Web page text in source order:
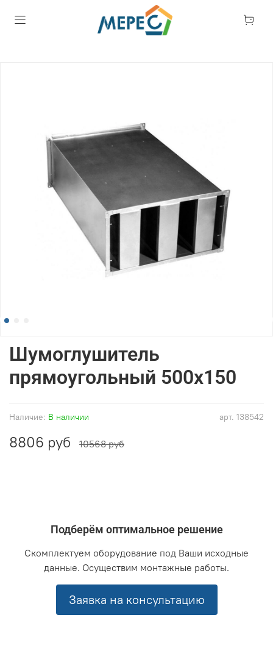
арт. 138542
Наличие: В наличии
Шумоглушитель
прямоугольный 500x150
8806 руб 10568 руб
Подберём оптимальное решение
Скомплектуем оборудование под Ваши исходные
данные. Осуществим монтажные работы.
Заявка на консультацию